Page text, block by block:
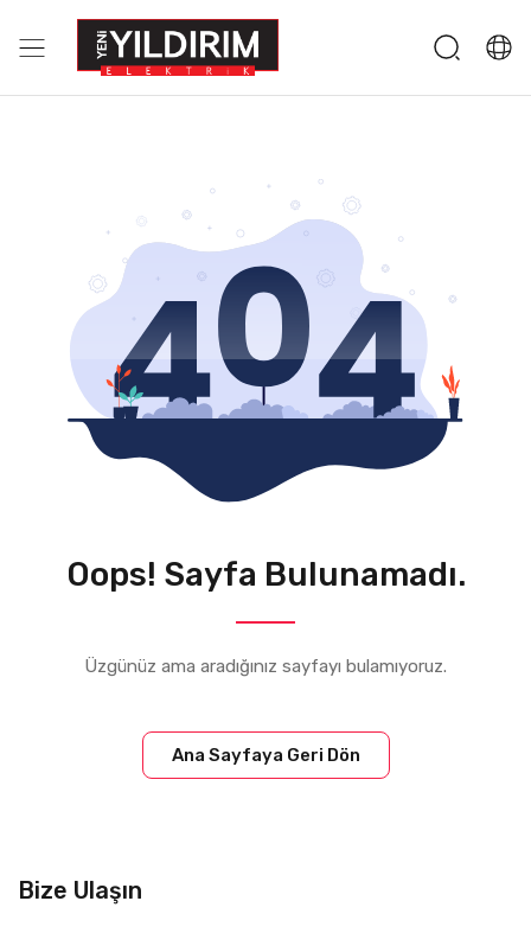
Oops! Sayfa Bulunamadı.
Üzgünüz ama aradığınız sayfayı bulamıyoruz.
Ana Sayfaya Geri Dön
Bize Ulaşın